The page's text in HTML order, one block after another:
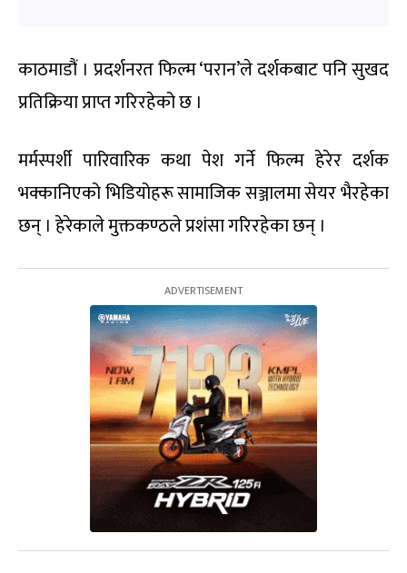
काठमाडौं । प्रदर्शनरत फिल्म ‘परान’ले दर्शकबाट पनि सुखद
प्रतिक्रिया प्राप्त गरिरहेको छ ।
मर्मस्पर्शी पारिवारिक कथा पेश गर्ने फिल्म हेरेर दर्शक
भक्कानिएको भिडियोहरू सामाजिक सञ्जालमा सेयर भैरहेका
छन् । हेरेकाले मुक्तकण्ठले प्रशंसा गरिरहेका छन् ।